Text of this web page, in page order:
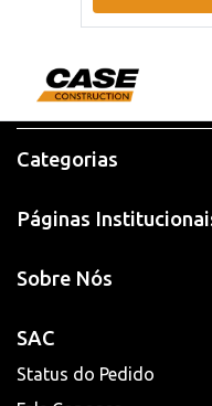
Categorias
Páginas
Sobre Nós
SAC
Status do Pedido